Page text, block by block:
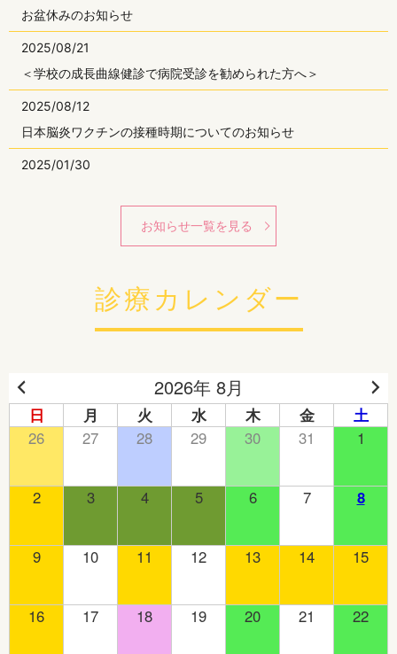
お盆休みのお知らせ
2025/08/21
＜学校の成長曲線健診で病院受診を勧められた方へ＞
2025/08/12
日本脳炎ワクチンの接種時期についてのお知らせ
2025/01/30
お知らせ一覧を見る
診療カレンダー
2026年 8月
日 月 火 水 木 金
土
26
27 28 29 30 31 1
2 3 4 5 6 7 8
9 10 11 12 13 14 15
16 17 18 19 20 21 22